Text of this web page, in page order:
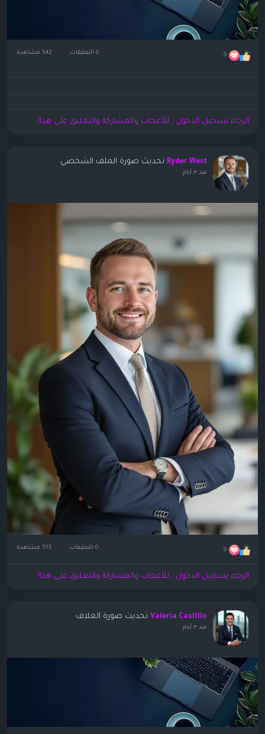
9 0 التعليقات
الرجاء تسجيل الدخول , للأعجاب والمشاركة والتعليق على هذا!
Ryder West تحديث صورة الملف الشخصي
منذ ٣ أيام
9 0 التعليقات
الرجاء تسجيل الدخول , للأعجاب والمشاركة والتعليق على هذا!
Valeria Castillo تحديث صورة الغلاف
منذ ٣ أيام